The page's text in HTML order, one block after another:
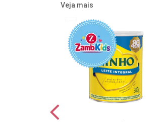
Veja mais